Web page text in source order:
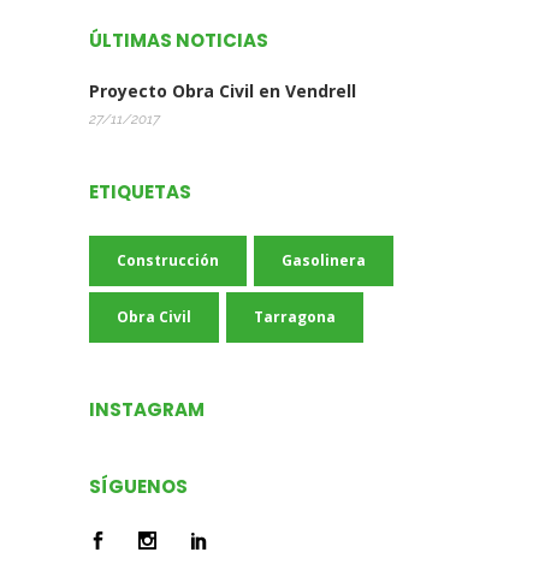
ÚLTIMAS NOTICIAS
Proyecto Obra Civil en Vendrell
27/11/2017
ETIQUETAS
Construcción Gasolinera
Obra Civil Tarragona
INSTAGRAM
SÍGUENOS